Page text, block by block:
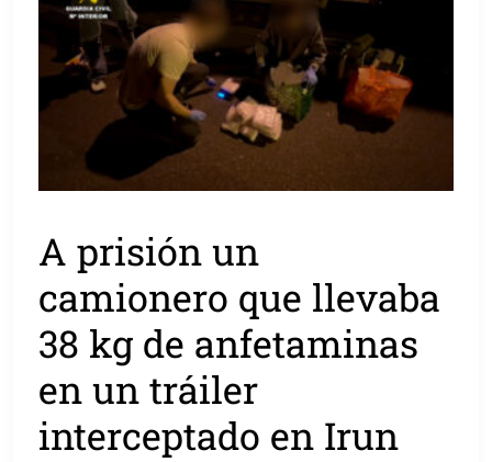
A prisión un
camionero que llevaba
38 kg de anfetaminas
en un tráiler
interceptado en Irun